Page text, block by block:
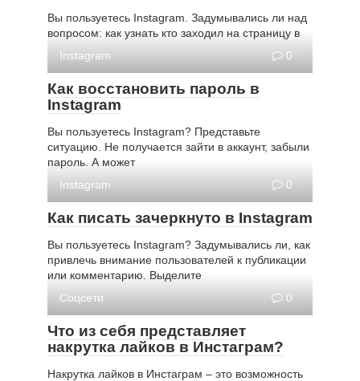
Вы пользуетесь Instagram. Задумывались ли над
вопросом: как узнать кто заходил на страницу в
Instagram
0
Как восстановить пароль в
Instagram
Вы пользуетесь Instagram? Представьте
ситуацию. Не получается зайти в аккаунт, забыли
пароль. А может
Instagram
0
Как писать зачеркнуто в Instagram
Вы пользуетесь Instagram? Задумывались ли, как
привлечь внимание пользователей к публикации
или комментарию. Выделите
Соцсети
0
Что из себя представляет
накрутка лайков в Инстаграм?
Накрутка лайков в Инстаграм – это возможность